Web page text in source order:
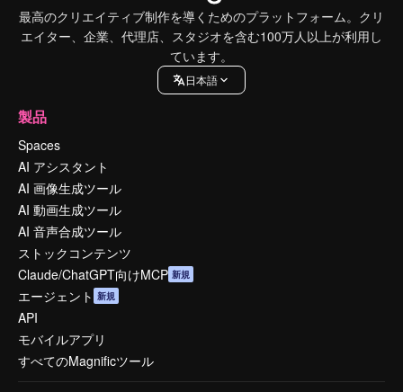
最高のクリエイティブ制作を導くためのプラットフォーム。クリ
エイター、企業、代理店、スタジオを含む100万人以上が利用し
ています。
日本語
製品
Spaces
AI アシスタント
AI 画像生成ツール
AI 動画生成ツール
AI 音声合成ツール
ストックコンテンツ
Claude/ChatGPT向けMCP 新規
エージェント 新規
API
モバイルアプリ
すべてのMagnificツール